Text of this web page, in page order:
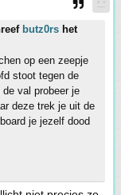
butz0rs het
op een zeepje
stoot tegen de
val probeer je
deze trek je uit de
je jezelf dood